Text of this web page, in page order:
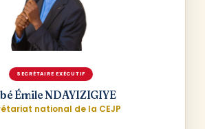
SECRÉTAIRE EXÉCUTIF
Émile NDAYIZIGIYE
national de la CEJP